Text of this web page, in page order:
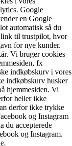
Google
en Google
automatisk så du
link til trustpilot, hvor
for nye kunder.
Vi bruger cookies
fx
indkøbskurv i vores
indkøbskurv husker
hjemmesiden. Vi
heller ikke
derfor ikke trykke
og Instagram
du accepterede
og Instagram.